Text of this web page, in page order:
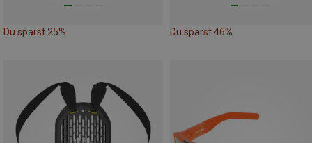
Du sparst 25% Du sparst 46%